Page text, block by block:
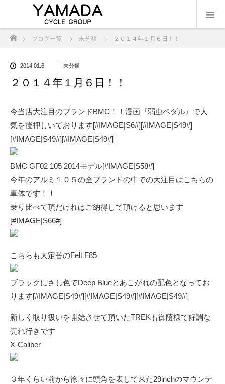
ブログ一覧 未分類 ２０１４年１月６日！！
2014.01.6 未分類
２０１４年１月６日！！
今当店大注目のブランドBMC！！漫画『弱虫ペダル』で人
気を後押しいております[#IMAGE|S6#][#IMAGE|S49#]
[#IMAGE|S49#][#IMAGE|S49#]
BMC GF02 105 2014モデル[#IMAGE|S58#]
今年のアルミ１０５の全ブランドの中での大注目はこちらの
車体です！！
乗り比べて頂だければご納得して頂けると思います
[#IMAGE|S66#]
こちらも大定番のFelt F85
ブラックにさし色でDeep Blueとあこがれの配色となってお
ります[#IMAGE|S49#][#IMAGE|S49#][#IMAGE|S49#]
新しく取り扱いを開始させて頂いたTREKも御蔭様で好調な
売れ行きです
X-Caliber
３年くらい前から徐々に頭角を表して来た29inchのマウンテ